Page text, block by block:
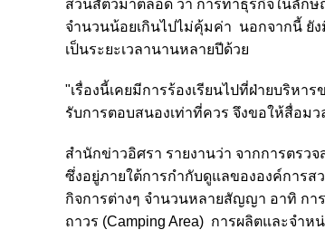
สวนสัตว์มาตลอด ว่า การทำธุรกิจในลัก
จำนวนน้อยเกินไปไม่คุ้มค่า นอกจากนี้ ยั
เป็นระยะเวลานานหลายปีด้วย
"เรื่องนี้เคยมีการร้องเรียนไปที่ฝ่ายบริห
รับการตอบสนองเท่าที่ควร จึงขอให้สื่อม
สำนักข่าวอิศรา รายงานว่า จากการตร
ซึ่งอยู่ภายใต้การกำกับดูแลขององค์การส
กิจการต่างๆ จำนวนหลายสัญญา อาทิ ก
ถาวร (Camping Area) การผลิตและจำ